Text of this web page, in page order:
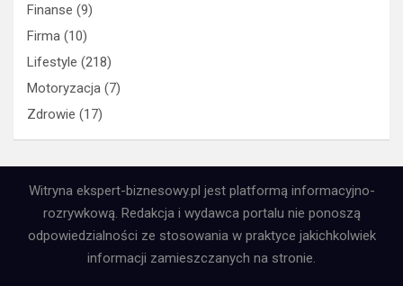
Finanse (9)
Firma (10)
Lifestyle (218)
Motoryzacja (7)
Zdrowie (17)
Witryna ekspert-biznesowy.pl jest platformą informacyjno-
rozrywkową. Redakcja i wydawca portalu nie ponoszą
odpowiedzialności ze stosowania w praktyce jakichkolwiek
informacji zamieszczanych na stronie.